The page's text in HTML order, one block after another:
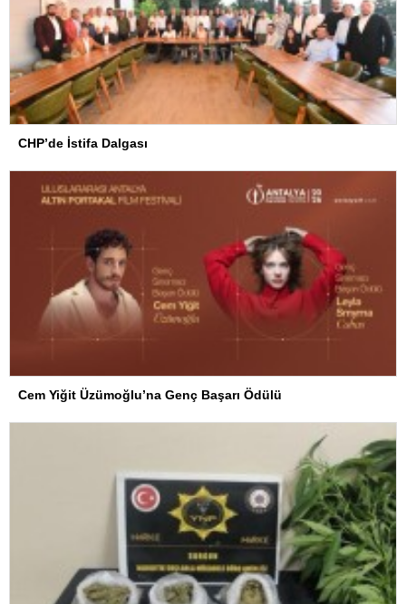
CHP’de İstifa Dalgası
Cem Yiğit Üzümoğlu’na Genç Başarı Ödülü